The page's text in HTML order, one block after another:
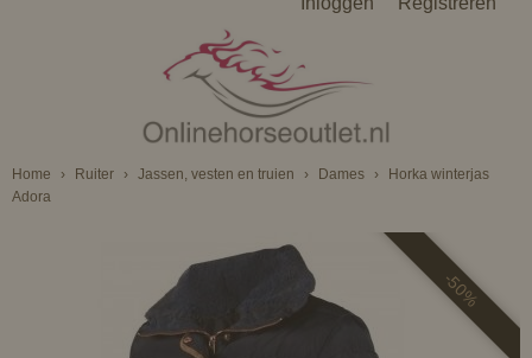
Home › Ruiter › Jassen, vesten en truien › Dames ›
Horka winterjas
Adora
-50%